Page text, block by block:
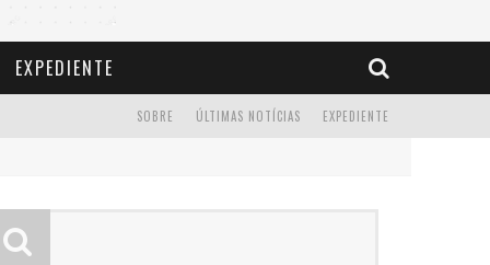
EXPEDIENTE
EXPEDIENTE
ÚLTIMAS NOTÍCIAS
SOBRE